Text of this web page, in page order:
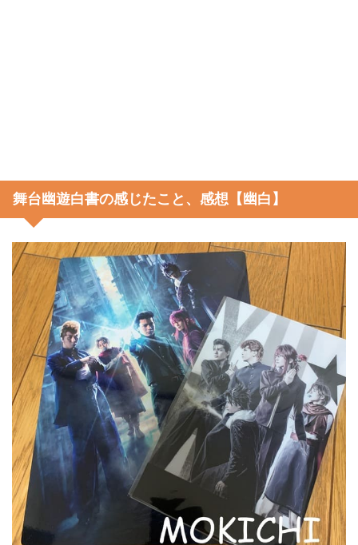
舞台幽遊白書の感じたこと、感想【幽白】